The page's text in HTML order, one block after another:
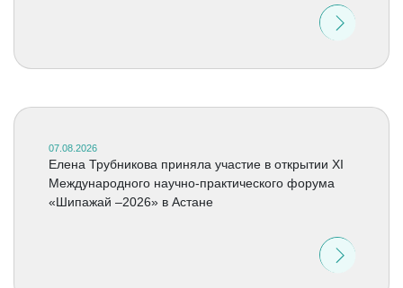
07.08.2026
Елена Трубникова приняла участие в открытии XI
Международного научно-практического форума
«Шипажай –2026» в Астане